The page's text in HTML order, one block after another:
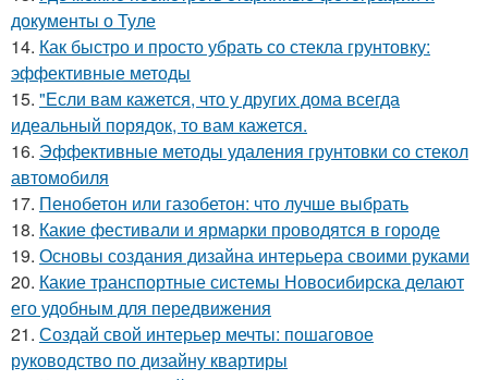
документы о Туле
14. Как быстро и просто убрать со стекла грунтовку:
эффективные методы
15. "Если вам кажется, что у других дома всегда
идеальный порядок, то вам кажется.
16. Эффективные методы удаления грунтовки со стекол
автомобиля
17. Пенобетон или газобетон: что лучше выбрать
18. Какие фестивали и ярмарки проводятся в городе
19. Основы создания дизайна интерьера своими руками
20. Какие транспортные системы Новосибирска делают
его удобным для передвижения
21. Создай свой интерьер мечты: пошаговое
руководство по дизайну квартиры